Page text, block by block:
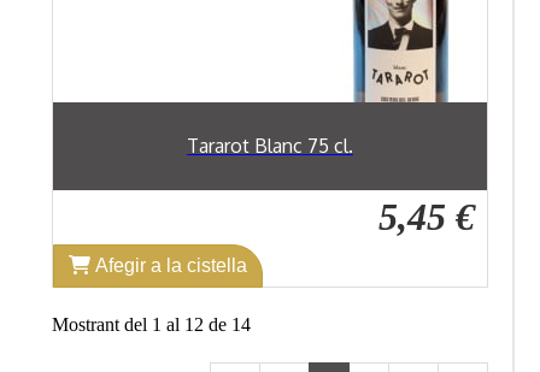
Tararot Blanc 75 cl.
5,45 €
Afegir a la cistella
Mostrant del 1 al 12 de 14